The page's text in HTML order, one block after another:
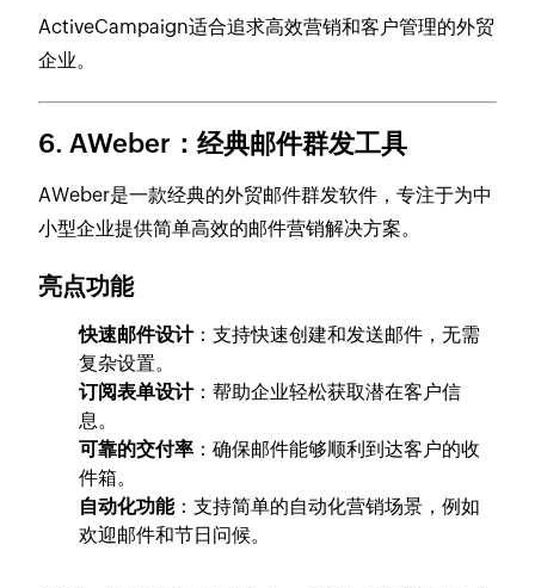
ActiveCampaign适合追求高效营销和客户管理的外贸
企业。
6. AWeber：经典邮件群发工具
AWeber是一款经典的外贸邮件群发软件，专注于为中
小型企业提供简单高效的邮件营销解决方案。
亮点功能
快速邮件设计：支持快速创建和发送邮件，无需
复杂设置。
订阅表单设计：帮助企业轻松获取潜在客户信
息。
可靠的交付率 ：确保邮件能够顺利到达客户的收
件箱。
自动化功能：支持简单的自动化营销场景，例如
欢迎邮件和节日问候。